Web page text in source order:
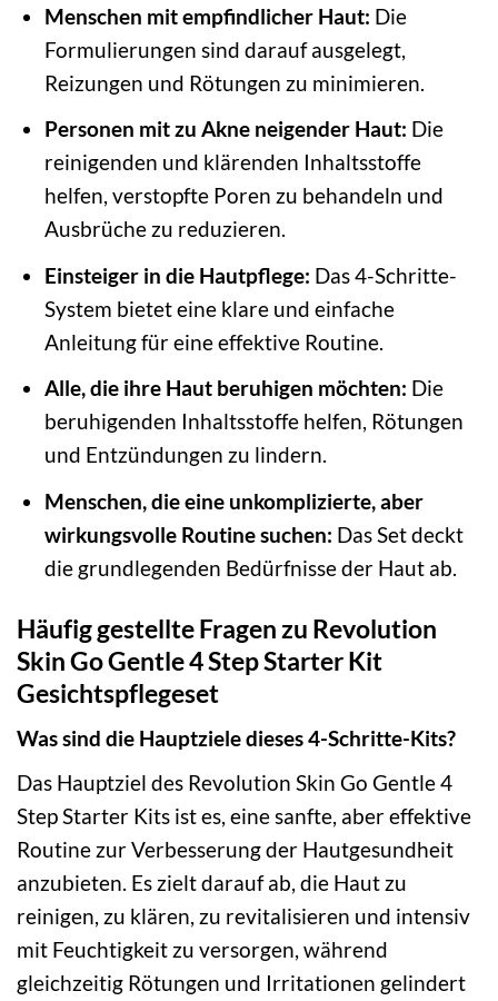
Menschen mit empfindlicher Haut: Die
Formulierungen sind darauf ausgelegt,
Reizungen und Rötungen zu minimieren.
Personen mit zu Akne neigender Haut: Die
reinigenden und klärenden Inhaltsstoffe
helfen, verstopfte Poren zu behandeln und
Ausbrüche zu reduzieren.
Einsteiger in die Hautpflege: Das 4-Schritte-
System bietet eine klare und einfache
Anleitung für eine effektive Routine.
Alle, die ihre Haut beruhigen möchten: Die
beruhigenden Inhaltsstoffe helfen, Rötungen
und Entzündungen zu lindern.
Menschen, die eine unkomplizierte, aber
wirkungsvolle Routine suchen: Das Set deckt
die grundlegenden Bedürfnisse der Haut ab.
Häufig gestellte Fragen zu Revolution
Skin Go Gentle 4 Step Starter Kit
Gesichtspflegeset
Was sind die Hauptziele dieses 4-Schritte-Kits?
Das Hauptziel des Revolution Skin Go Gentle 4
Step Starter Kits ist es, eine sanfte, aber effektive
Routine zur Verbesserung der Hautgesundheit
anzubieten. Es zielt darauf ab, die Haut zu
reinigen, zu klären, zu revitalisieren und intensiv
mit Feuchtigkeit zu versorgen, während
gleichzeitig Rötungen und Irritationen gelindert